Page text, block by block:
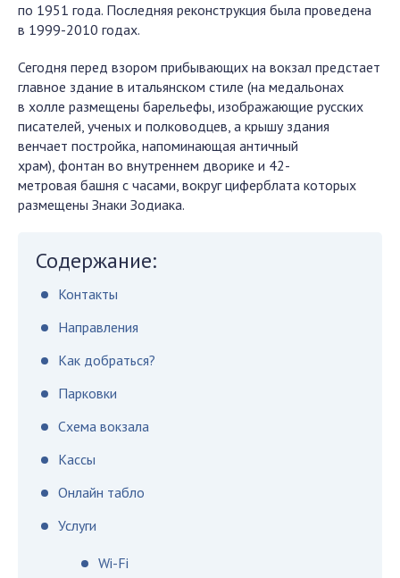
по 1951 года. Последняя реконструкция была проведена
в 1999-2010 годах.
Сегодня перед взором прибывающих на вокзал предстает
главное здание в итальянском стиле (на медальонах
в холле размещены барельефы, изображающие русских
писателей, ученых и полководцев, а крышу здания
венчает постройка, напоминающая античный
храм), фонтан во внутреннем дворике и 42-
метровая башня с часами, вокруг циферблата которых
размещены Знаки Зодиака.
Содержание:
Контакты
Направления
Как добраться?
Парковки
Схема вокзала
Кассы
Онлайн табло
Услуги
Wi-Fi